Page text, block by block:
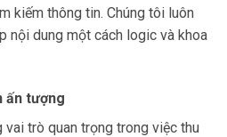
kiếm thông tin. Chúng tôi luôn
nội dung một cách logic và khoa
ấn tượng
trò quan trọng trong việc thu